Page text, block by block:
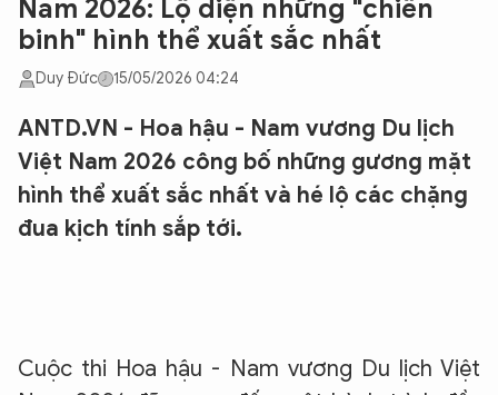
Nam 2026: Lộ diện những "chiến
binh" hình thể xuất sắc nhất
Duy Đức 15/05/2026 04:24
ANTD.VN - Hoa hậu - Nam vương Du lịch
Việt Nam 2026 công bố những gương mặt
hình thể xuất sắc nhất và hé lộ các chặng
đua kịch tính sắp tới.
Cuộc thi Hoa hậu - Nam vương Du lịch Việt